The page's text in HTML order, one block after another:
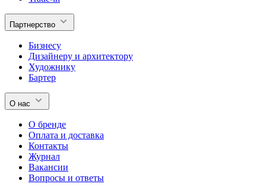
Партнерство
Бизнесу
Дизайнеру и архитектору
Художнику
Бартер
О нас
О бренде
Оплата и доставка
Контакты
Журнал
Вакансии
Вопросы и ответы